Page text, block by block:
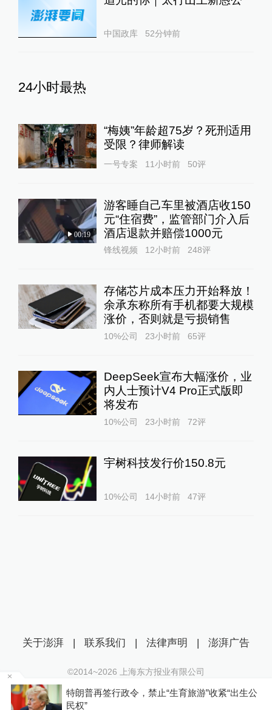
中国政库 52分钟前
24小时最热
“梅姨”年龄超75岁？死刑适用
受限？律师解读
一号专案 11小时前 50评
00:19
游客睡自己车里被酒店收150
元“住宿费”，监管部门介入后
酒店退款并赔偿1000元
锋线视频 12小时前 248评
存储芯片成本压力开始释放！
余承东称所有手机都要大规模
涨价，否则就是亏损销售
10%公司 23小时前 65评
DeepSeek宣布大幅涨价，业
内人士预计V4 Pro正式版即
将发布
10%公司 23小时前 72评
宇树科技发行价150.8元
10%公司 14小时前 47评
特朗普再签行政令，禁止“生育旅游”收紧“出生公
民权”
关于澎湃 | 联系我们 | 法律声明 | 澎湃广告
©2014~2026 上海东方报业有限公司
沪ICP证：沪B2-20170116 | 沪ICP备14003370号
互联网新闻信息服务许可证：31120170006